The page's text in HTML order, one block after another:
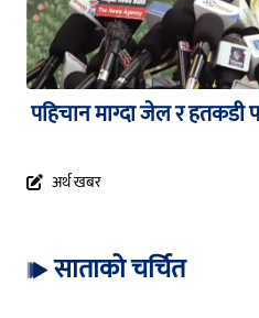
पहिचान माग्दा जेल र हतकडी
अर्थ खबर
साताको चर्चित